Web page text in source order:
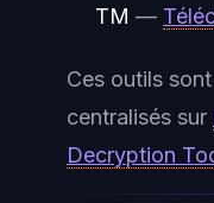
TM —
Ces outils
centralisés sur
Decryption